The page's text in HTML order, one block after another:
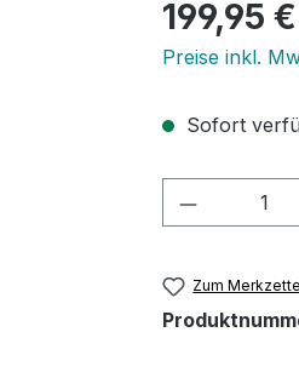
Regulärer Preis:
199,95 €
Preise inkl.
Sofort
Produkt
Zum